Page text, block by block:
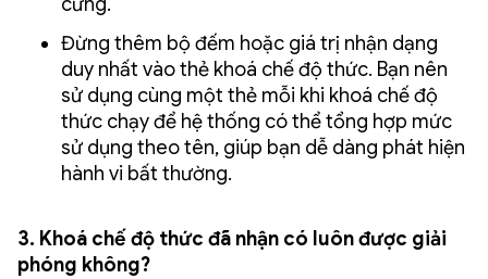
cứng.
Đừng thêm bộ đếm hoặc giá trị nhận dạng
duy nhất vào thẻ khoá chế độ thức. Bạn nên
sử dụng cùng một thẻ mỗi khi khoá chế độ
thức chạy để hệ thống có thể tổng hợp mức
sử dụng theo tên, giúp bạn dễ dàng phát hiện
hành vi bất thường.
3. Khoá chế độ thức đã nhận có luôn được giải
phóng không?